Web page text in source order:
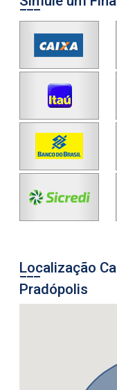
Localização
Pradópolis